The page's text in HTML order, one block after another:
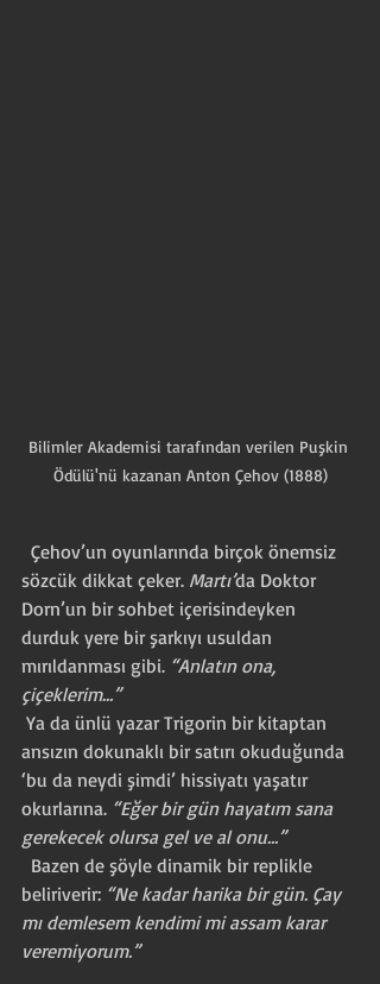
Bilimler Akademisi tarafından verilen Puşkin
Ödülü'nü kazanan Anton Çehov (1888)
sözcük dikkat çeker. Martı’da Doktor
Dorn’un bir sohbet içerisindeyken
durduk yere bir şarkıyı usuldan
mırıldanması gibi. “Anlatın ona,
çiçeklerim…”
ansızın dokunaklı bir satırı okuduğunda
‘bu da neydi şimdi’ hissiyatı yaşatır
okurlarına. “Eğer bir gün hayatım sana
gerekecek olursa gel ve al onu…”
beliriverir: “Ne kadar harika bir gün. Çay
mı demlesem kendimi mi assam karar
veremiyorum.”